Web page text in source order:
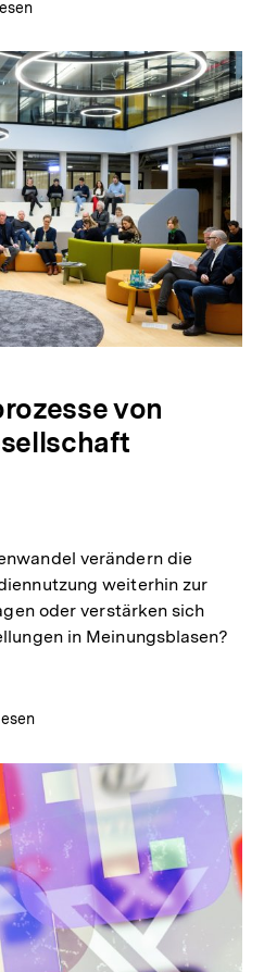
von
verändern die
weiterhin zur
oder verstärken sich
in Meinungsblasen?